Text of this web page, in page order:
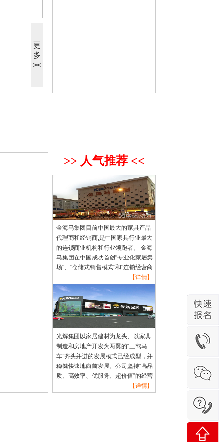
更
多
><
>> 人气推荐 <<
金海马集团目前中国最大的家具产品
代理商和经销商,是中国家具行业最大
的连锁商业机构和行业领跑者。 金海
马集团在中国成功首创"专业化家居卖
场"、"仓储式销售模式"和"连锁经营商
业模式"，其经营理念在行业内始终具
有先进的示范作用，成为业内争相效
仿的对象。
【详情】
光辉集团以家居建材为龙头、以家具
制造和房地产开发为两翼的“三驾马
车”齐头并进的发展模式已经成型，并
稳健快速地向前发展。公司坚持“高品
质、高效率、优服务、超价值”的经营
宗旨，以“让顾客满意”为服务理念，
【详情】